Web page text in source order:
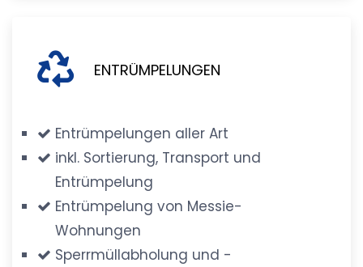
ENTRÜMPELUNGEN
Entrümpelungen aller Art
inkl. Sortierung, Transport und
Entrümpelung
Entrümpelung von Messie-
Wohnungen
Sperrmüllabholung und -